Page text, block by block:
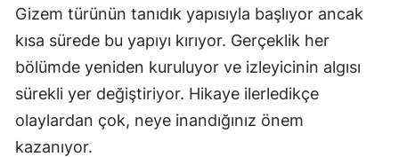
Gizem türünün tanıdık yapısıyla başlıyor ancak
kısa sürede bu yapıyı kırıyor. Gerçeklik her
bölümde yeniden kuruluyor ve izleyicinin algısı
sürekli yer değiştiriyor. Hikaye ilerledikçe
olaylardan çok, neye inandığınız önem
kazanıyor.